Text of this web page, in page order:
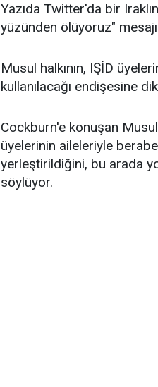
Yazıda Twitter'da bir
yüzünden ölüyoruz"
Musul halkının, IŞİD
kullanılacağı endişesine
Cockburn'e konuşan
üyelerinin aileleriyle
yerleştirildiğini, bu arada
söylüyor.